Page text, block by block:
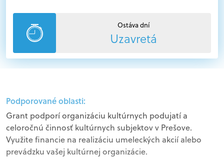
Ostáva dní
Uzavretá
Podporované oblasti:
Grant podporí organizáciu kultúrnych podujatí a
celoročnú činnosť kultúrnych subjektov v Prešove.
Využite financie na realizáciu umeleckých akcií alebo
prevádzku vašej kultúrnej organizácie.